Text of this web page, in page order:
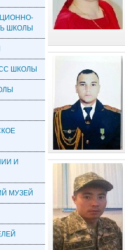
ШКОЛЫ
ШКОЛЫ
И
МУЗЕЙ